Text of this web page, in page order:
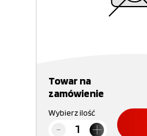
Towar na
zamówienie
Wybierz ilość